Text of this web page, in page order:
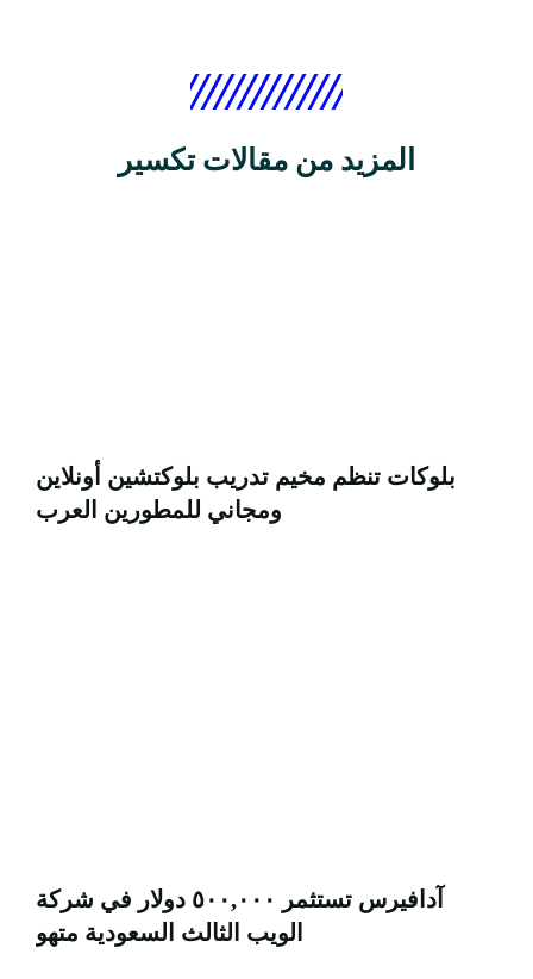
بلوكات تنظم مخيم تدريب بلوكتشين أونلاين
ومجاني للمطورين العرب
آدافيرس تستثمر ٥٠٠,٠٠٠ دولار في شركة
الويب الثالث السعودية متهو
المزيد من مقالات تكسير